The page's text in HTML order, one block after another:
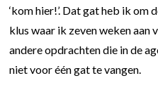
‘kom hier!’. Dat gat heb ik om
klus waar ik zeven weken aan
andere opdrachten die in de
niet voor één gat te vangen.